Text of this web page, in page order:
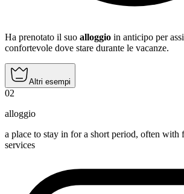
Ha prenotato il suo alloggio in anticipo per
confortevole dove stare durante le vacanze.
Altri esempi
02
alloggio
a place to stay in for a short period, often with
services